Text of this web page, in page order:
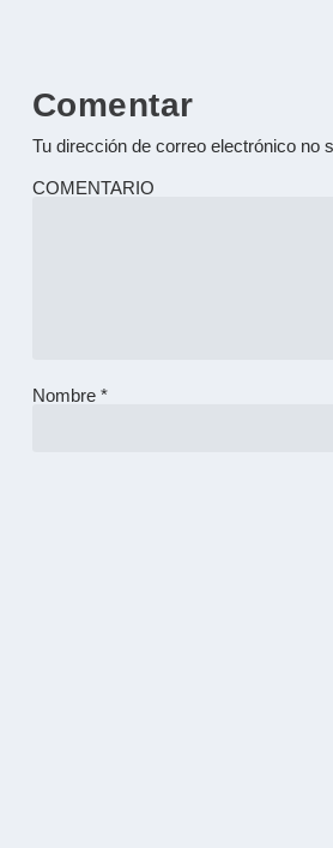
Comentar
Tu dirección de correo electrónico no
COMENTARIO
Nombre *